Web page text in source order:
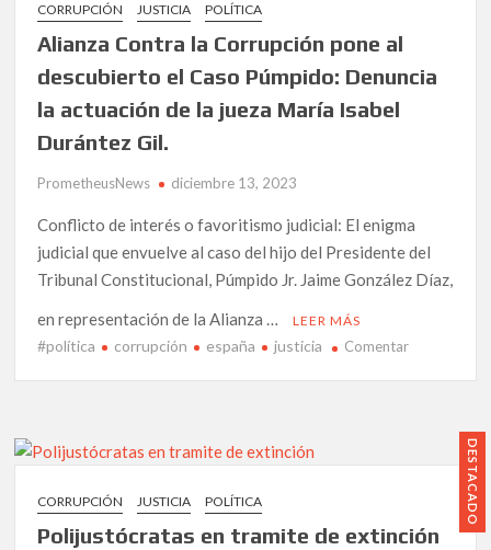
Martínez,
activista
Service».
CORRUPCIÓN JUSTICIA POLÍTICA
Alianza Contra la Corrupción pone al
descubierto el Caso Púmpido: Denuncia
la actuación de la jueza María Isabel
Durántez Gil.
PrometheusNews diciembre 13, 2023
Conflicto de interés o favoritismo judicial: El enigma
judicial que envuelve al caso del hijo del Presidente del
Tribunal Constitucional, Púmpido Jr. Jaime González Díaz,
en representación de la Alianza …
LEER MÁS
#política corrupción españa justicia Comentaren
Corrupción
pone
descubierto
el
DESTACADO
CORRUPCIÓN JUSTICIA POLÍTICA
Polijustócratas en tramite de extinción